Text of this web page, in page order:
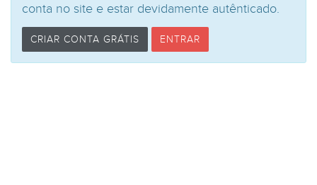
conta no site e estar devidamente autênticado.
CRIAR CONTA GRÁTIS ENTRAR